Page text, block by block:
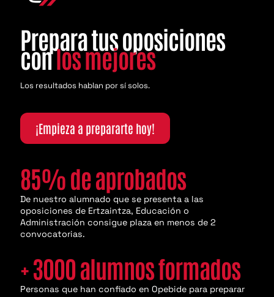
Prepara tus oposiciones
conlos mejores
Los resultados hablan por sí solos.
¡Empieza a prepararte hoy!
85% de aprobados
De nuestro alumnado que se presenta a las
oposiciones de Ertzaintza, Educación o
Administración consigue plaza en menos de 2
convocatorias.
+3000alumnos formados
Personas que han confiado en Opebide para preparar